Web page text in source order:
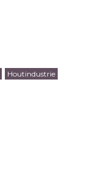
Houtindustrie